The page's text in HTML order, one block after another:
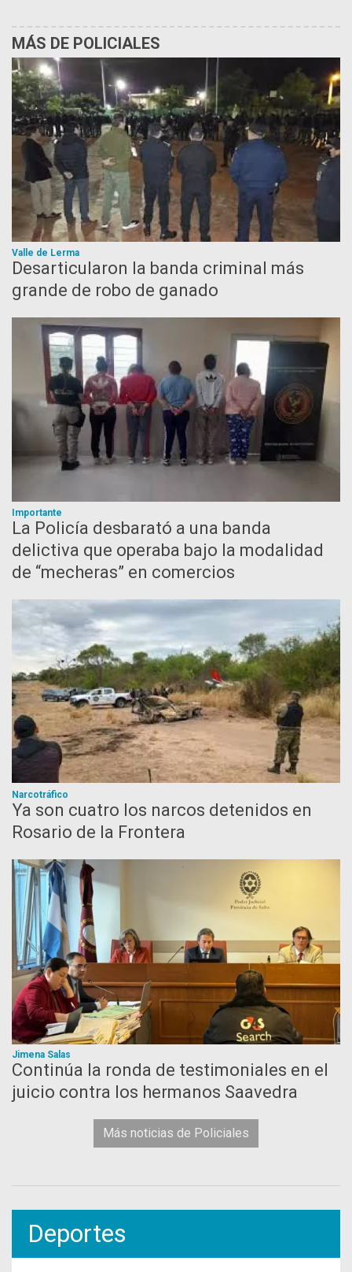
MÁS DE POLICIALES
Valle de Lerma
Desarticularon la banda criminal más
grande de robo de ganado
Importante
La Policía desbarató a una banda
delictiva que operaba bajo la modalidad
de “mecheras” en comercios
Narcotráfico
Ya son cuatro los narcos detenidos en
Rosario de la Frontera
Jimena Salas
Continúa la ronda de testimoniales en el
juicio contra los hermanos Saavedra
Más noticias de Policiales
Deportes